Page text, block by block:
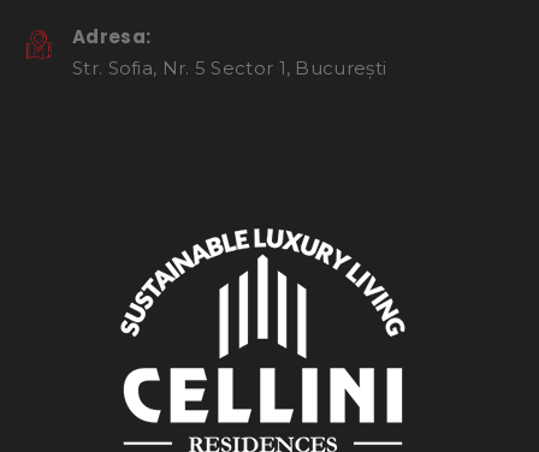
Adresa:
Str. Sofia, Nr. 5 Sector 1, București